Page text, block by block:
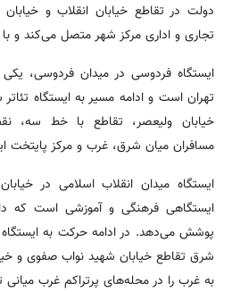
دولت در تقاطع خیابان انقلاب و
تجاری و اداری مرکز شهر متصل می‌کند و
ایستگاه فردوسی در میدان فردوسی،
تهران است و ادامه مسیر به ایستگاه
خیابان ولیعصر، تقاطع با خط سه،
مسافران میان شرق، غرب و مرکز پایتخت
ایستگاه میدان انقلاب اسلامی در
ایستگاهی فرهنگی و آموزشی است که
پوشش می‌دهد. در ادامه حرکت به ایستگاه
شرق تقاطع خیابان شهید نواب صفوی و
به غرب را در محله‌های پرتراکم غرب